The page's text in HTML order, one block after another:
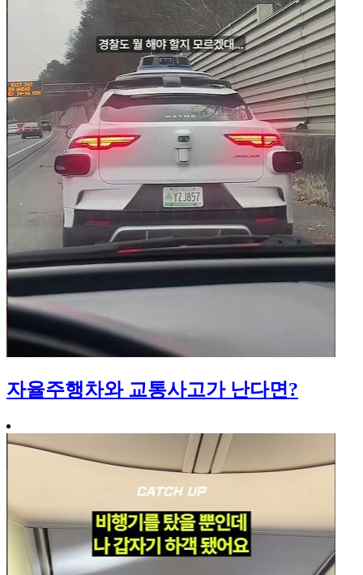
자율주행차와 교통사고가 난다면?